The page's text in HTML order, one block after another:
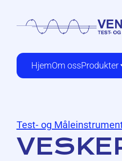
HjemOm ossProdukter
Test- og